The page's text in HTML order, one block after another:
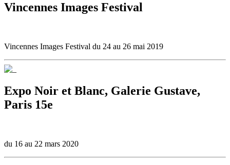
Vincennes Images Festival
Vincennes Images Festival du 24 au 26 mai 2019
Expo Noir et Blanc, Galerie Gustave,
Paris 15e
du 16 au 22 mars 2020